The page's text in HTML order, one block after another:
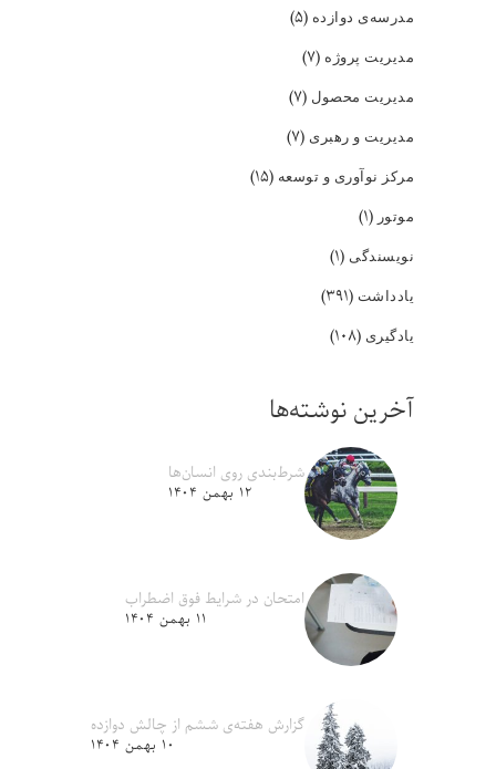
مدرسه‌ی دوازده (۵)
مدیریت پروژه (۷)
مدیریت محصول (۷)
مدیریت و رهبری (۷)
مرکز نوآوری و توسعه (۱۵)
موتور (۱)
نویسندگی (۱)
یادداشت (۳۹۱)
یادگیری (۱۰۸)
آخرین نوشته‌ها
شرط‌بندی روی انسان‌ها
۱۲ بهمن ۱۴۰۴
امتحان در شرایط فوق اضطراب
۱۱ بهمن ۱۴۰۴
گزارش هفته‌ی ششم از چالش دوازده
۱۰ بهمن ۱۴۰۴